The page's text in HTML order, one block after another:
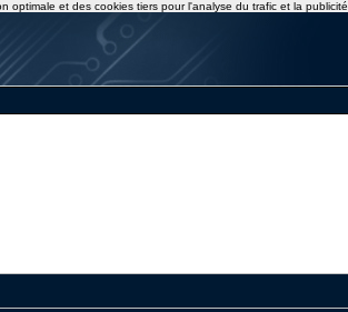
optimale et des cookies tiers pour l'analyse du trafic et la publicité